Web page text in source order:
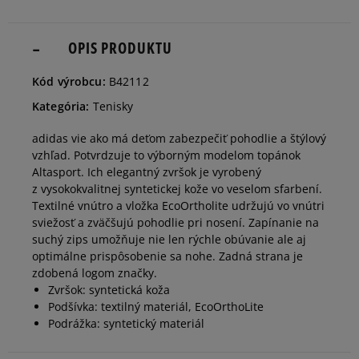
28,5 17 cm
30 17,8 cm Informovať o dostupnosti
30,5 18,3 cm Informovať o dostupnosti
31 18,7 cm Informovať o dostupnosti
32 19,5 cm
OPIS PRODUKTU
Kód výrobcu: B42112
Kategória: Tenisky
adidas vie ako má deťom zabezpečiť pohodlie a štýlový
vzhľad. Potvrdzuje to výborným modelom topánok
Altasport. Ich elegantný zvršok je vyrobený
z vysokokvalitnej syntetickej kože vo veselom sfarbení.
Textilné vnútro a vložka EcoOrtholite udržujú vo vnútri
sviežosť a zväčšujú pohodlie pri nosení. Zapínanie na
suchý zips umožňuje nie len rýchle obúvanie ale aj
optimálne prispôsobenie sa nohe. Zadná strana je
zdobená logom značky.
Zvršok: syntetická koža
Podšívka: textilný materiál, EcoOrthoLite
Podrážka: syntetický materiál